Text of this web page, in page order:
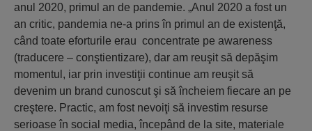
anul 2020, primul an de pandemie. „Anul 2020 a fost un
an critic, pandemia ne-a prins în primul an de existenţă,
când toate eforturile erau concentrate pe awareness
(traducere – conştientizare), dar am reuşit să depăşim
momentul, iar prin investiţii continue am reuşit să
devenim un brand cunoscut şi să încheiem fiecare an pe
creştere. Practic, am fost nevoiţi să investim resurse
serioase în social media, începând de la site, materiale